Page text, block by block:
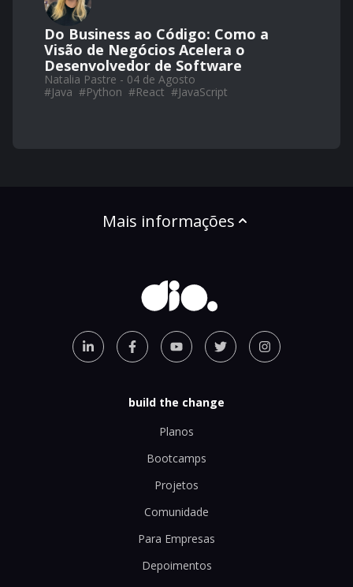
Do Business ao Código: Como a
Visão de Negócios Acelera o
Desenvolvedor de Software
Natalia Pastre - 04 de Agosto
#Java #Python #React #JavaScript
Mais informações
build the change
Planos
Bootcamps
Projetos
Comunidade
Para Empresas
Depoimentos